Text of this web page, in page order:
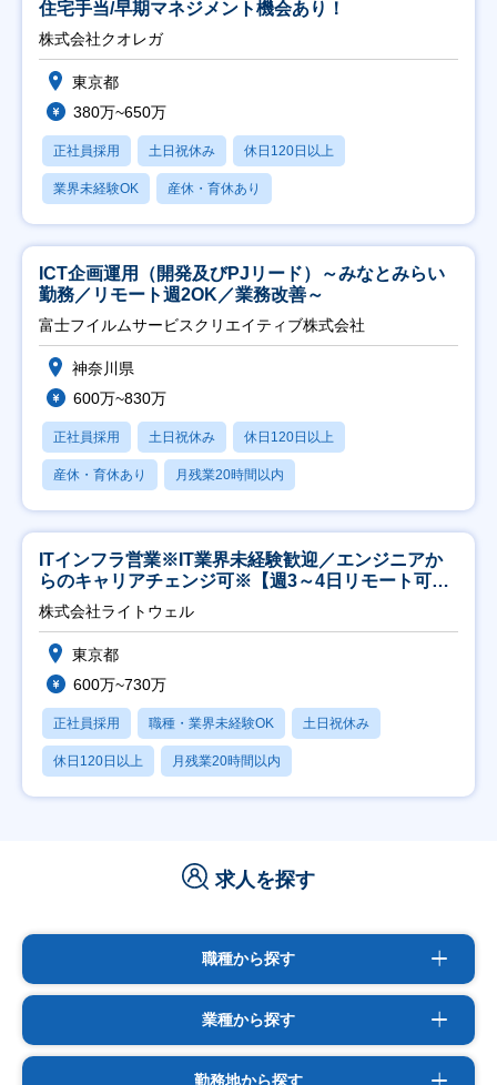
住宅手当/早期マネジメント機会あり！
株式会社クオレガ
東京都
380万~650万
正社員採用 土日祝休み 休日120日以上
業界未経験OK 産休・育休あり
ICT企画運用（開発及びPJリード）～みなとみらい
勤務／リモート週2OK／業務改善～
富士フイルムサービスクリエイティブ株式会社
神奈川県
600万~830万
正社員採用 土日祝休み 休日120日以上
産休・育休あり 月残業20時間以内
ITインフラ営業※IT業界未経験歓迎／エンジニアか
らのキャリアチェンジ可※【週3～4日リモート可
能】
株式会社ライトウェル
東京都
600万~730万
正社員採用 職種・業界未経験OK 土日祝休み
休日120日以上 月残業20時間以内
求人を探す
職種から探す
業種から探す
勤務地から探す